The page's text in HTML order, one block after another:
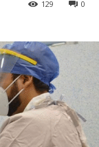
0
129